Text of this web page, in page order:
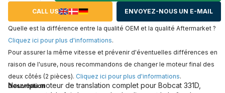
CALL US ENVOYEZ-NOUS UN E-MAIL
Quelle est la différence entre la qualité OEM et la qualité Aftermarket ?
Cliquez ici pour plus d'informations.
Pour assurer la même vitesse et prévenir d'éventuelles différences en
raison de l'usure, nous recommandons de changer le moteur final des
deux côtés (2 pièces). Cliquez ici pour plus d'informations.
Description
Nouveau moteur de translation complet pour Bobcat 331D,